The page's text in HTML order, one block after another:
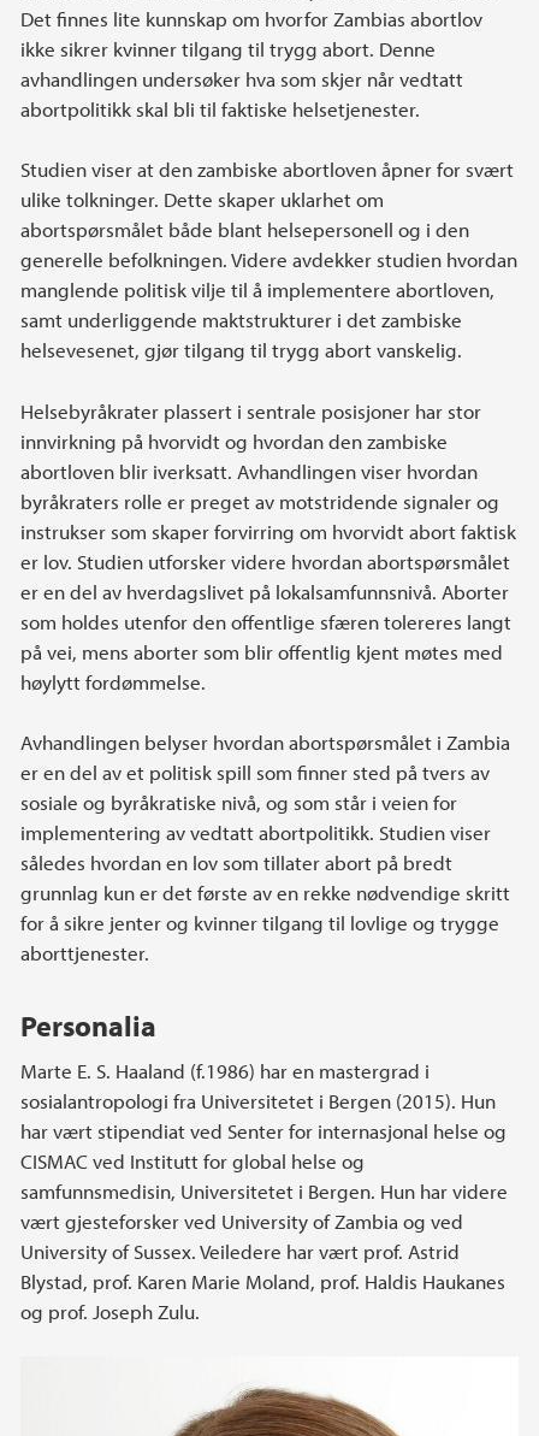
Det finnes lite kunnskap om hvorfor Zambias abortlov
ikke sikrer kvinner tilgang til trygg abort. Denne
avhandlingen undersøker hva som skjer når vedtatt
abortpolitikk skal bli til faktiske helsetjenester.
Studien viser at den zambiske abortloven åpner for svært
ulike tolkninger. Dette skaper uklarhet om
abortspørsmålet både blant helsepersonell og i den
generelle befolkningen. Videre avdekker studien hvordan
manglende politisk vilje til å implementere abortloven,
samt underliggende maktstrukturer i det zambiske
helsevesenet, gjør tilgang til trygg abort vanskelig.
Helsebyråkrater plassert i sentrale posisjoner har stor
innvirkning på hvorvidt og hvordan den zambiske
abortloven blir iverksatt. Avhandlingen viser hvordan
byråkraters rolle er preget av motstridende signaler og
instrukser som skaper forvirring om hvorvidt abort faktisk
er lov. Studien utforsker videre hvordan abortspørsmålet
er en del av hverdagslivet på lokalsamfunnsnivå. Aborter
som holdes utenfor den offentlige sfæren tolereres langt
på vei, mens aborter som blir offentlig kjent møtes med
høylytt fordømmelse.
Avhandlingen belyser hvordan abortspørsmålet i Zambia
er en del av et politisk spill som finner sted på tvers av
sosiale og byråkratiske nivå, og som står i veien for
implementering av vedtatt abortpolitikk. Studien viser
således hvordan en lov som tillater abort på bredt
grunnlag kun er det første av en rekke nødvendige skritt
for å sikre jenter og kvinner tilgang til lovlige og trygge
aborttjenester.
Personalia
Marte E. S. Haaland (f.1986) har en mastergrad i
sosialantropologi fra Universitetet i Bergen (2015). Hun
har vært stipendiat ved Senter for internasjonal helse og
CISMAC ved Institutt for global helse og
samfunnsmedisin, Universitetet i Bergen. Hun har videre
vært gjesteforsker ved University of Zambia og ved
University of Sussex. Veiledere har vært prof. Astrid
Blystad, prof. Karen Marie Moland, prof. Haldis Haukanes
og prof. Joseph Zulu.